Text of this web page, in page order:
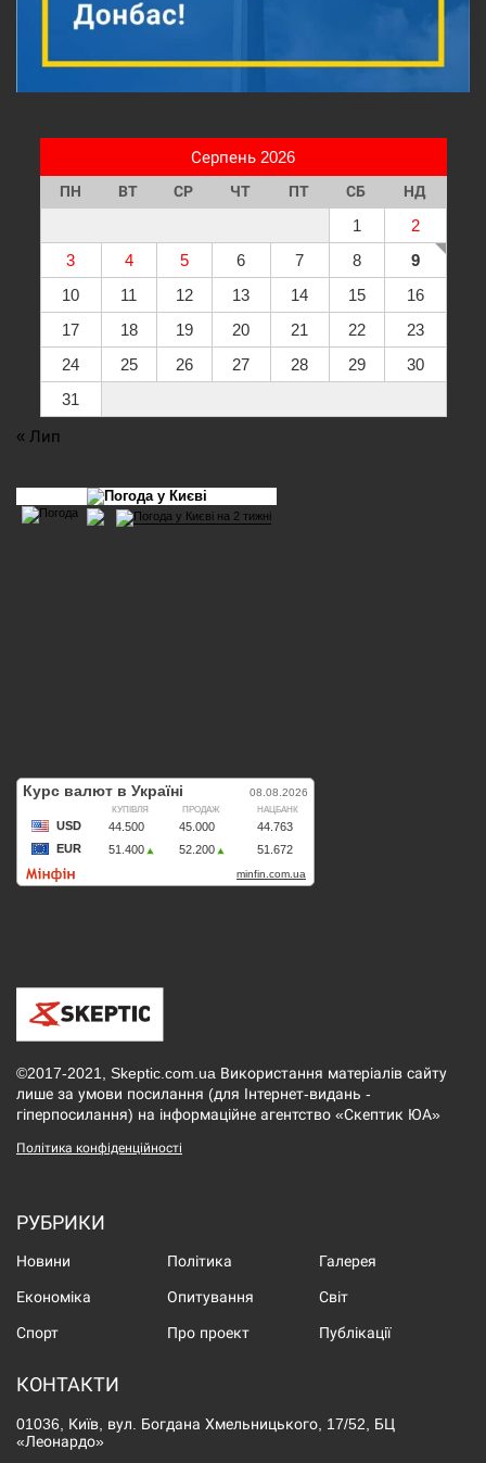
Серпень 2026
ПН ВТ СР ЧТ ПТ СБ НД
1
2
3
4 5 6 7 8
9
10
11 12 13 14 15
16
17
18 19 20 21 22
23
24
25 26 27 28 29
30
31
« Лип
©2017-2021, Skeptic.com.ua Використання матеріалів сайту
лише за умови посилання (для Інтернет-видань -
гіперпосилання) на інформаційне агентство «Скептик ЮА»
Політика конфіденційності
РУБРИКИ
Новини Політика Галерея
Економіка Опитування Світ
Спорт Про проект Публікації
КОНТАКТИ
01036, Київ, вул. Богдана Хмельницького, 17/52, БЦ
«Леонардо»